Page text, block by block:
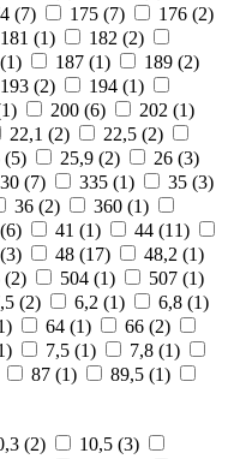
(7) 175 (7) 176 (2)
181 (1) 182 (2)
1) 187 (1) 189 (2)
193 (2) 194 (1)
1) 200 (6) 202 (1)
22,1 (2) 22,5 (2)
(5) 25,9 (2) 26 (3)
30 (7) 335 (1) 35 (3)
36 (2) 360 (1)
6) 41 (1) 44 (11)
3) 48 (17) 48,2 (1)
(2) 504 (1) 507 (1)
(2) 6,2 (1) 6,8 (1)
) 64 (1) 66 (2)
) 7,5 (1) 7,8 (1)
87 (1) 89,5 (1)
(2) 10,5 (3)